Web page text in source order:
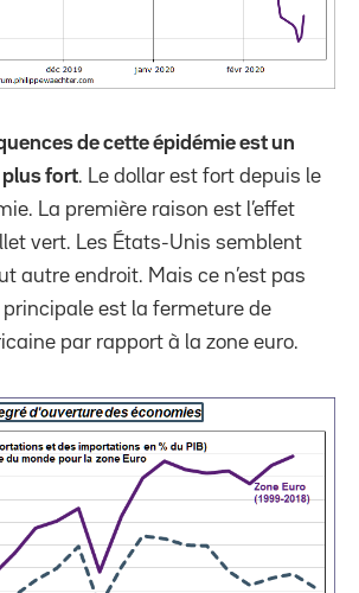
de cette épidémie est un
fort. Le dollar est fort depuis le
La première raison est l’effet
vert. Les États-Unis semblent
autre endroit. Mais ce n’est pas
principale est la fermeture de
par rapport à la zone euro.